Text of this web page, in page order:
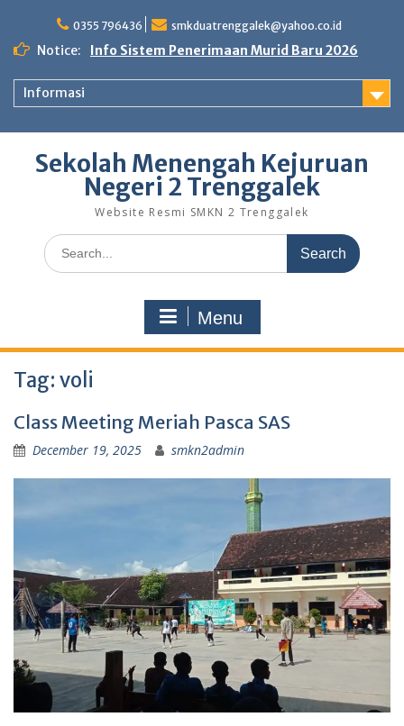
content
0355 796436 smkduatrenggalek@yahoo.co.id
Notice: Info Sistem Penerimaan Murid Baru 2026
Informasi
Sekolah Menengah Kejuruan
Negeri 2 Trenggalek
Website Resmi SMKN 2 Trenggalek
Search
for:
Menu
Tag: voli
Class Meeting Meriah Pasca SAS
December 19, 2025 smkn2admin